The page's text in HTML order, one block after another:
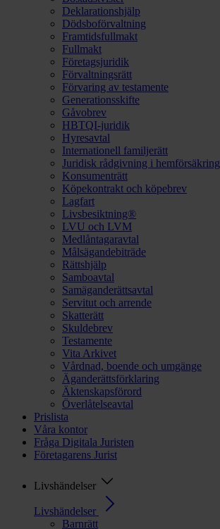
Deklarationshjälp
Dödsboförvaltning
Framtidsfullmakt
Fullmakt
Företagsjuridik
Förvaltningsrätt
Förvaring av testamente
Generationsskifte
Gåvobrev
HBTQI-juridik
Hyresavtal
Internationell familjerätt
Juridisk rådgivning i hemförsäkring
Konsumenträtt
Köpekontrakt och köpebrev
Lagfart
Livsbesiktning®
LVU och LVM
Medlåntagaravtal
Målsägandebiträde
Rättshjälp
Samboavtal
Samäganderättsavtal
Servitut och arrende
Skatterätt
Skuldebrev
Testamente
Vita Arkivet
Vårdnad, boende och umgänge
Äganderättsförklaring
Äktenskapsförord
Överlåtelseavtal
Prislista
Våra kontor
Fråga Digitala Juristen
Företagarens Jurist
Livshändelser
Livshändelser
Barnrätt